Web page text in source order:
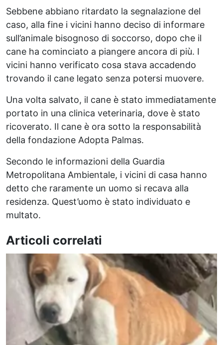
Sebbene abbiano ritardato la segnalazione del
caso, alla fine i vicini hanno deciso di informare
sull’animale bisognoso di soccorso, dopo che il
cane ha cominciato a piangere ancora di più. I
vicini hanno verificato cosa stava accadendo
trovando il cane legato senza potersi muovere.
Una volta salvato, il cane è stato immediatamente
portato in una clinica veterinaria, dove è stato
ricoverato. Il cane è ora sotto la responsabilità
della fondazione Adopta Palmas.
Secondo le informazioni della Guardia
Metropolitana Ambientale, i vicini di casa hanno
detto che raramente un uomo si recava alla
residenza. Quest’uomo è stato individuato e
multato.
Articoli correlati